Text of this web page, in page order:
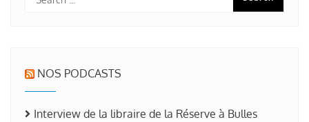
NOS PODCASTS
Interview de la libraire de la Réserve à Bulles